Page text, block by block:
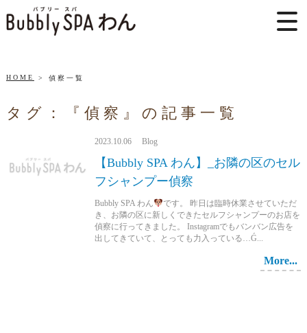
HOME 偵察一覧
タグ：『偵察』の記事一覧
2023.10.06 Blog
【Bubbly SPA わん】_お隣の区のセル
フシャンプー偵察
Bubbly SPA わん
です。 昨日は臨時休業させていただ
き、お隣の区に新しくできたセルフシャンプーのお店を
偵察に行ってきました。 Instagramでもバンバン広告を
出してきていて、とっても力入っている…Ǵ...
More...